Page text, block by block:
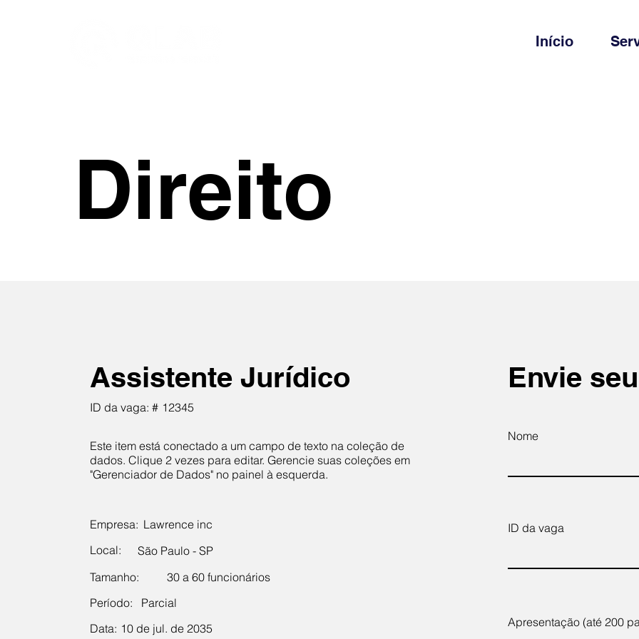
Início
Direito
Assistente Jurídico
ID da vaga: # 12345
Este item está conectado a um campo de texto na coleção de
dados. Clique 2 vezes para editar. Gerencie suas coleções em
"Gerenciador de Dados" no painel à esquerda.
Empresa: Lawrence inc
Local:
São Paulo - SP
Tamanho:
30 a 60 funcionários
Período:
Parcial
Data: 10 de jul. de 2035
Envie
Nome
ID da vaga
Apresentação (até 200